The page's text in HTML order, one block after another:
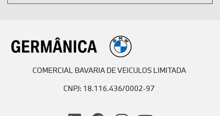
COMERCIAL BAVARIA DE VEICULOS LIMITADA
CNPJ: 18.116.436/0002-97